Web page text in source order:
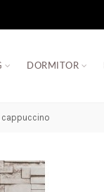
DORMITOR
cappuccino